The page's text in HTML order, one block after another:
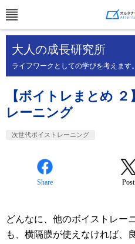
大人の成長研究所
ライフワークとしての学びを考えます。
【ボイトレまとめ
レーニング
次世代ボイストレーニング
Share Post
どんなに、他のボイストレー
も、横隔膜が使えなければ、